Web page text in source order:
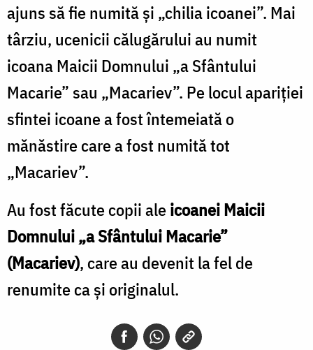
ajuns să fie numită și „chilia icoanei”. Mai
târziu, ucenicii călugărului au numit
icoana Maicii Domnului „a Sfântului
Macarie” sau „Macariev”. Pe locul apariției
sfintei icoane a fost întemeiată o
mănăstire care a fost numită tot
„Macariev”.
Au fost făcute copii aleicoanei Maicii
Domnului „a Sfântului Macarie”
(Macariev), care au devenit la fel de
renumite ca și originalul.